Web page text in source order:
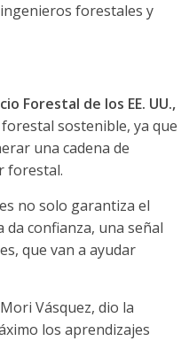
forestales y
Forestal de los EE. UU.,
sostenible, ya que
una cadena de
forestal.
no solo garantiza el
confianza, una señal
que van a ayudar
Vásquez, dio la
los aprendizajes